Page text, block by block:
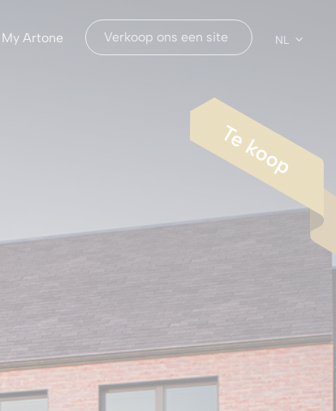
My Artone Verkoop ons een site NL